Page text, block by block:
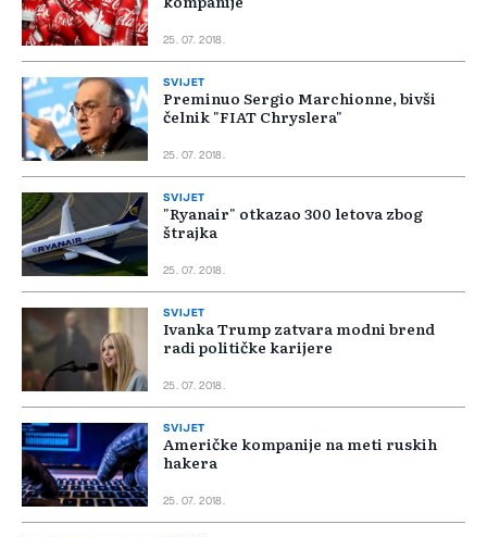
25. 07. 2018.
SVIJET
Preminuo Sergio Marchionne, bivši
čelnik "FIAT Chryslera"
25. 07. 2018.
SVIJET
"Ryanair" otkazao 300 letova zbog
štrajka
25. 07. 2018.
SVIJET
Ivanka Trump zatvara modni brend
radi političke karijere
25. 07. 2018.
SVIJET
Američke kompanije na meti ruskih
hakera
25. 07. 2018.